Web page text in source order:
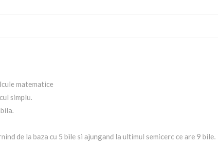
matematice
simplu.
de la baza cu 5 bile si ajungand la ultimul semicerc ce are 9 bile.